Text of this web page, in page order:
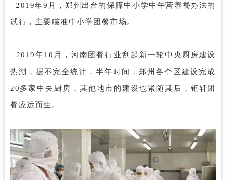
2019年9月，郑州出台的保障中小学中午营养餐办法的
试行，主要瞄准中小学团餐市场。
2019年10月，河南团餐行业刮起新一轮中央厨房建设
热潮，据不完全统计，半年时间，郑州各个区建设完成
20多家中央厨房，其他地市的建设也紧随其后，钜轩团
餐应运而生。